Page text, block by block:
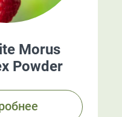
Morus
Powder